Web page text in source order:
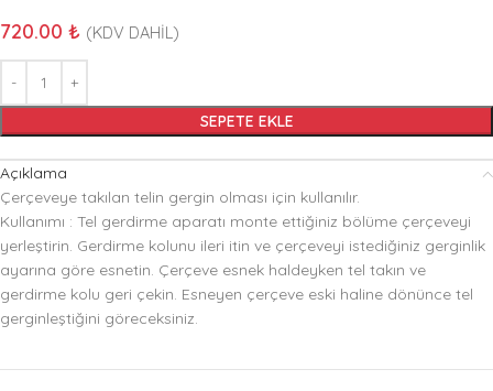
720.00 ₺ (KDV DAHİL)
SEPETE EKLE
Açıklama
Çerçeveye takılan telin gergin olması için kullanılır.
Kullanımı : Tel gerdirme aparatı monte ettiğiniz bölüme çerçeveyi
yerleştirin. Gerdirme kolunu ileri itin ve çerçeveyi istediğiniz gerginlik
ayarına göre esnetin. Çerçeve esnek haldeyken tel takın ve
gerdirme kolu geri çekin. Esneyen çerçeve eski haline dönünce tel
gerginleştiğini göreceksiniz.